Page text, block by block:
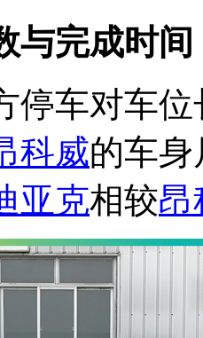
与完成时间
车对车位
科威的车
亚克相较昂